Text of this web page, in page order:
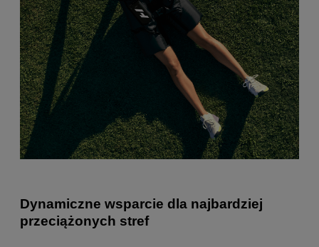
Dynamiczne wsparcie dla najbardziej
przeciążonych stref